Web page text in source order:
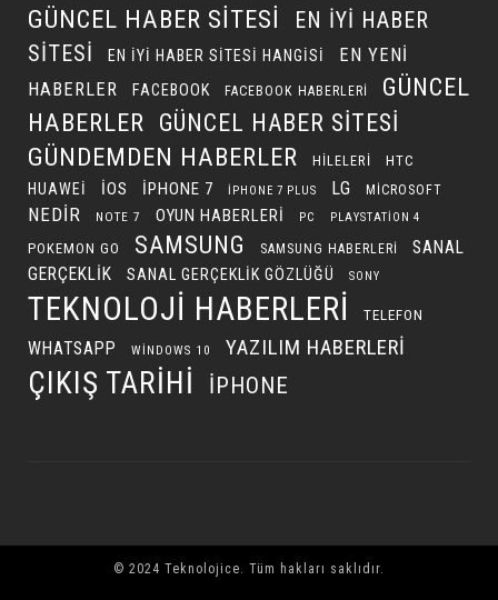
GÜNCEL HABER SITESI
EN IYI HABER
SITESI
EN IYI HABER SITESI HANGISI
EN YENI
HABERLER
FACEBOOK FACEBOOK HABERLERI
GÜNCEL
HABERLER
GÜNCEL HABER SITESI
GÜNDEMDEN HABERLER HILELERI HTC
HUAWEI IOS IPHONE 7 IPHONE 7 PLUS LG MICROSOFT
NEDIR NOTE 7 OYUN HABERLERI PC PLAYSTATION 4
POKEMON GO SAMSUNG SAMSUNG HABERLERI
SANAL
GERÇEKLIK
SANAL GERÇEKLIK GÖZLÜĞÜ SONY
TEKNOLOJI HABERLERI TELEFON
WHATSAPP WINDOWS 10 YAZILIM HABERLERI
ÇIKIŞ TARIHI İPHONE
© 2024 Teknolojice. Tüm hakları saklıdır.